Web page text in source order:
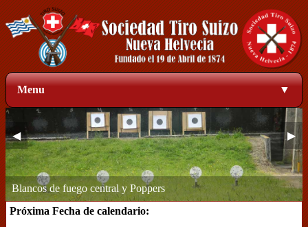
Menu ▼
Zona de blancos a 50 metros
◀ ▶
1
Próxima Fecha de calendario: